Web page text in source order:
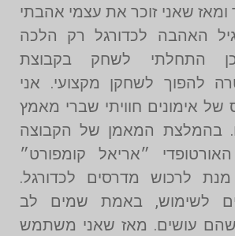
ומאז שאני זוכר את עצמי אהבתי
האהבה לכדורגל רק הלכה
התחלתי לשחק בקבוצת
להפוך לשחקן מקצועי. אני
אימונים חוויתי שברי מאמץ
בהמלצת המאמן של הקבוצה
״אריאל קומפורט״
לרכוש מדרסים לכדורגל.
לשימוש, באמת שמים לב
שהם עושים. מאז שאני משתמש